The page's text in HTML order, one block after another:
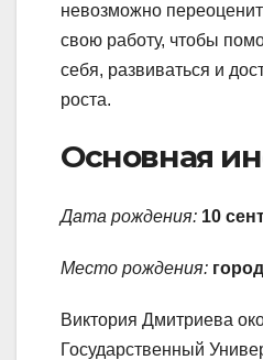
невозможно
свою работу, чтобы
себя, развиваться и
роста.
Основная
Дата рождения: 10
Место рождения:
Виктория Дмитриева
Государственный